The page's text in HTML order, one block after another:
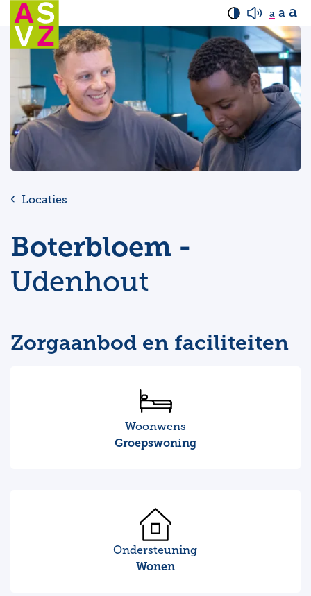
a a a
Locaties
Boterbloem -
Udenhout
Zorgaanbod en faciliteiten
Woonwens
Groepswoning
Ondersteuning
Wonen